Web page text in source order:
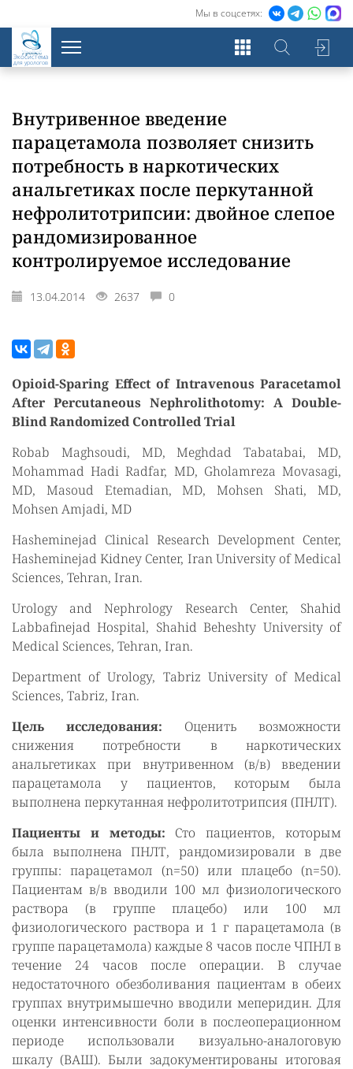
Мы в соцсетях:
Экосистема
для урологов
Внутривенное введение
парацетамола позволяет снизить
потребность в наркотических
анальгетиках после перкутанной
нефролитотрипсии: двойное слепое
рандомизированное
контролируемое исследование
13.04.2014 2637 0
Opioid-Sparing Effect of Intravenous Paracetamol
After Percutaneous Nephrolithotomy: A Double-
Blind Randomized Controlled Trial
Robab Maghsoudi, MD, Meghdad Tabatabai, MD,
Mohammad Hadi Radfar, MD, Gholamreza Movasagi,
MD, Masoud Etemadian, MD, Mohsen Shati, MD,
Mohsen Amjadi, MD
Hasheminejad Clinical Research Development Center,
Hasheminejad Kidney Center, Iran University of Medical
Sciences, Tehran, Iran.
Urology and Nephrology Research Center, Shahid
Labbafinejad Hospital, Shahid Beheshty University of
Medical Sciences, Tehran, Iran.
Department of Urology, Tabriz University of Medical
Sciences, Tabriz, Iran.
Цель исследования: Оценить возможности
снижения потребности в наркотических
анальгетиках при внутривенном (в/в) введении
парацетамола у пациентов, которым была
выполнена перкутанная нефролитотрипсия (ПНЛТ).
Пациенты и методы: Сто пациентов, которым
была выполнена ПНЛТ, рандомизировали в две
группы: парацетамол (n=50) или плацебо (n=50).
Пациентам в/в вводили 100 мл физиологического
раствора (в группе плацебо) или 100 мл
физиологического раствора и 1 г парацетамола (в
группе парацетамола) каждые 8 часов после ЧПНЛ в
течение 24 часов после операции. В случае
недостаточного обезболивания пациентам в обеих
группах внутримышечно вводили меперидин. Для
оценки интенсивности боли в послеоперационном
периоде использовали визуально-аналоговую
шкалу (ВАШ). Были задокументированы итоговая